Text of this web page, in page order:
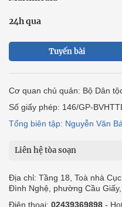
24h qua
Tuyến bài
Cơ quan chủ quản: Bộ Dân
Số giấy phép: 146/GP-
Tổng biên tập: Nguyễn Văn
Liên hệ tòa soạn
Địa chỉ: Tầng 18, Toà nhà
Đình Nghệ, phường Cầu Giấy,
Điện thoại: 02439369898 -